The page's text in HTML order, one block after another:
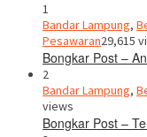
1
Bandar Lampung,
Pesawaran29,615
Bongkar Post –
2
Bandar Lampung,
views
Bongkar Post –